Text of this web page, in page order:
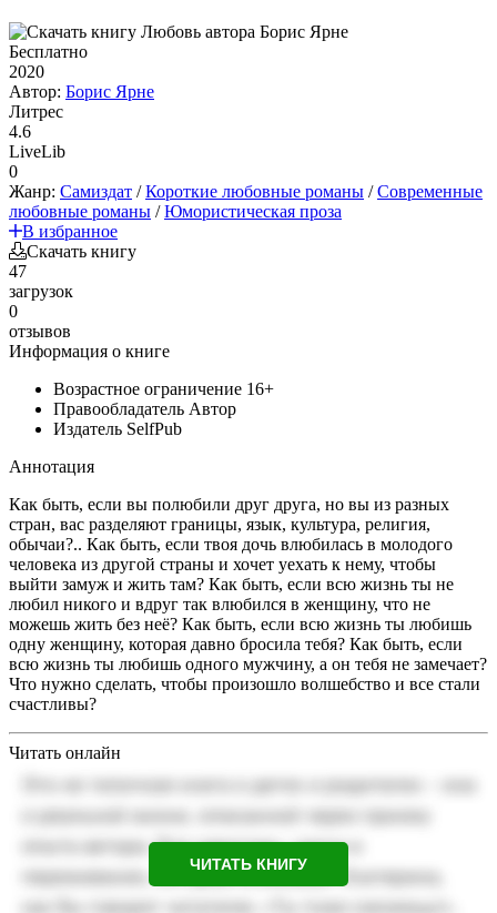
Бесплатно
2020
Автор: Борис Ярне
Литрес
4.6
LiveLib
0
Жанр: Самиздат /Короткие любовные романы /Современные
любовные романы /Юмористическая проза
В избранное
Скачать книгу
47
загрузок
0
отзывов
Информация о книге
Возрастное ограничение 16+
Правообладатель Автор
Издатель SelfPub
Аннотация
Как быть, если вы полюбили друг друга, но вы из разных
стран, вас разделяют границы, язык, культура, религия,
обычаи?.. Как быть, если твоя дочь влюбилась в молодого
человека из другой страны и хочет уехать к нему, чтобы
выйти замуж и жить там? Как быть, если всю жизнь ты не
любил никого и вдруг так влюбился в женщину, что не
можешь жить без неё? Как быть, если всю жизнь ты любишь
одну женщину, которая давно бросила тебя? Как быть, если
всю жизнь ты любишь одного мужчину, а он тебя не замечает?
Что нужно сделать, чтобы произошло волшебство и все стали
счастливы?
Читать онлайн
ЧИТАТЬ КНИГУ